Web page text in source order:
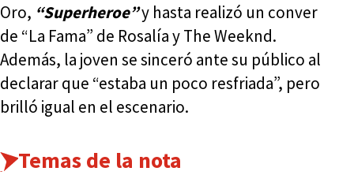
Oro, “Superheroe”y hasta realizó un conver
de “La Fama” de Rosalía y The Weeknd.
Además, la joven se sinceró ante su público al
declarar que “estaba un poco resfriada”, pero
brilló igual en el escenario.
Temas de la nota